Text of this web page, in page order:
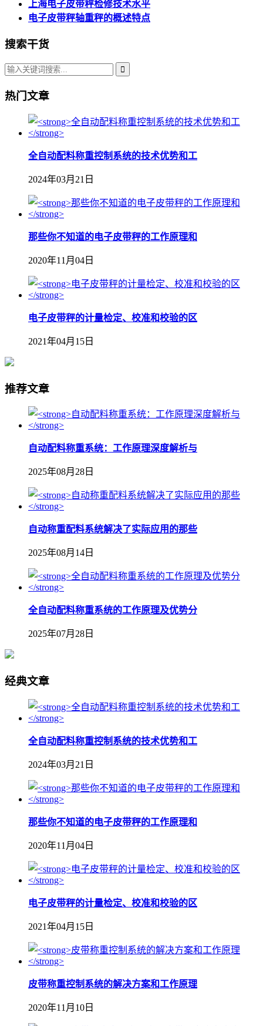
上海电子皮带秤检修技术水平
电子皮带秤轴重秤的概述特点
搜索干货
热门文章
全自动配料称重控制系统的技术优势和工
2024年03月21日
那些你不知道的电子皮带秤的工作原理和
2020年11月04日
电子皮带秤的计量检定、校准和校验的区
2021年04月15日
推荐文章
自动配料称重系统：工作原理深度解析与
2025年08月28日
自动称重配料系统解决了实际应用的那些
2025年08月14日
全自动配料称重系统的工作原理及优势分
2025年07月28日
经典文章
全自动配料称重控制系统的技术优势和工
2024年03月21日
那些你不知道的电子皮带秤的工作原理和
2020年11月04日
电子皮带秤的计量检定、校准和校验的区
2021年04月15日
皮带称重控制系统的解决方案和工作原理
2020年11月10日